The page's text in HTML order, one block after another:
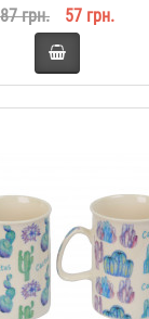
87 грн. 57 грн.